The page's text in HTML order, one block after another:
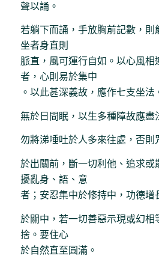
聲以誦。
若躺下而誦，手放胸前記數，則
坐者身直則
脈直，風可運行自如。以心風相
者，心則易於集中
。以此甚深義故，應作七支坐法
無於日間眠，以生多種障故應盡
勿將涕唾吐於人多來往處，否則
於出關前，斷一切利他、追求或
擾亂身、語、意
者；安忍集中於修持中，功德增
於關中，若一切善惡示現或幻相
捨。要住心
於自然直至圓滿。